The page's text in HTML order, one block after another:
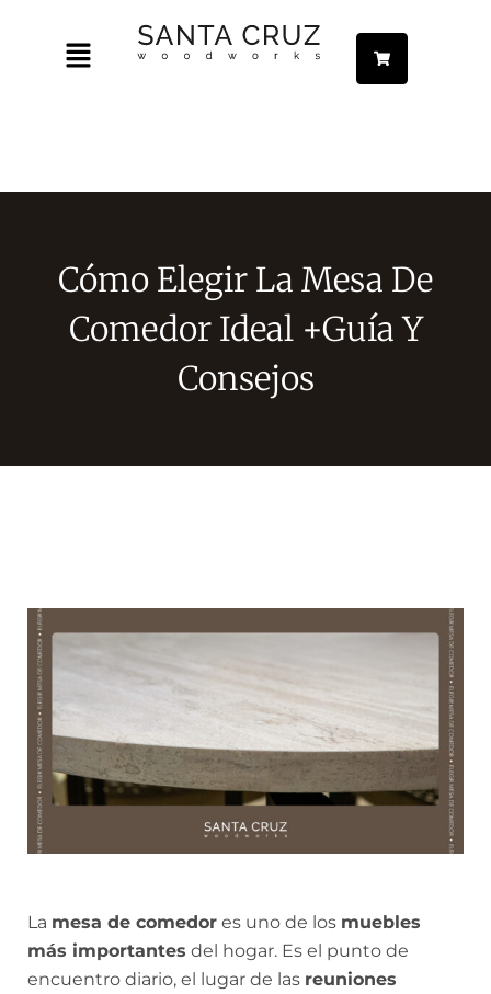
contenido
Menú
Cómo Elegir La Mesa De
Comedor Ideal +Guía Y
Consejos
La mesa de comedor es uno de los muebles
más importantes del hogar. Es el punto de
encuentro diario, el lugar de las reuniones